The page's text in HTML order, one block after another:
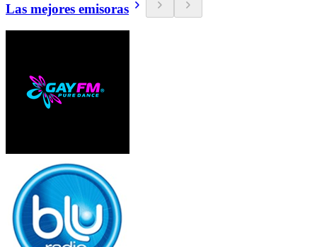
Las mejores emisoras